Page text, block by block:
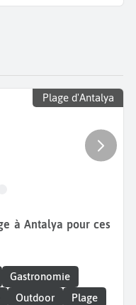
Plage d'Antalya
Gastronomie
Outdoor
Plage